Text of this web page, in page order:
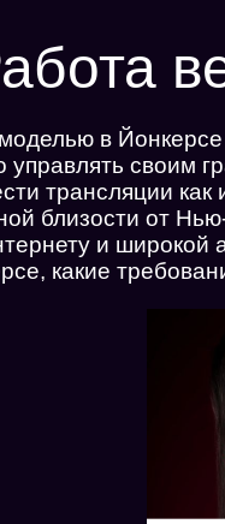
в
управлять своим
трансляции
близости от
и широкой
какие